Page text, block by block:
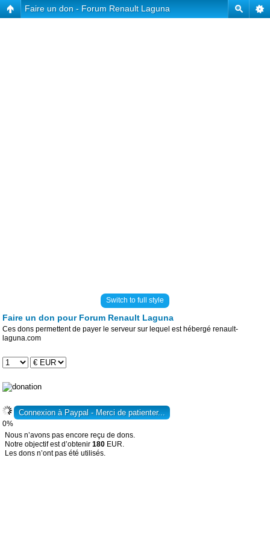
Faire un don - Forum Renault Laguna
Switch to full style
Faire un don pour Forum Renault Laguna
Ces dons permettent de payer le serveur sur lequel est hébergé renault-
laguna.com
0%
Nous n’avons pas encore reçu de dons.
Notre objectif est d’obtenir 180 EUR.
Les dons n’ont pas été utilisés.